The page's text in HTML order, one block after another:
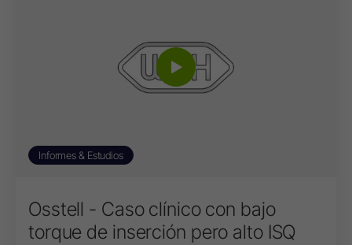
Informes & Estudios
Osstell - Caso clínico con bajo
torque de inserción pero alto ISQ